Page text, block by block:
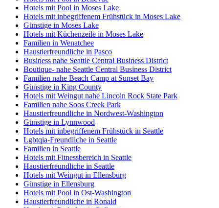
Hotels mit Pool in Moses Lake
Hotels mit inbegriffenem Frühstück in Moses Lake
Günstige in Moses Lake
Hotels mit Küchenzeile in Moses Lake
Familien in Wenatchee
Haustierfreundliche in Pasco
Business nahe Seattle Central Business District
Boutique- nahe Seattle Central Business District
Familien nahe Beach Camp at Sunset Bay
Günstige in King County
Hotels mit Weingut nahe Lincoln Rock State Park
Familien nahe Soos Creek Park
Haustierfreundliche in Nordwest-Washington
Günstige in Lynnwood
Hotels mit inbegriffenem Frühstück in Seattle
Lgbtqia-Freundliche in Seattle
Familien in Seattle
Hotels mit Fitnessbereich in Seattle
Haustierfreundliche in Seattle
Hotels mit Weingut in Ellensburg
Günstige in Ellensburg
Hotels mit Pool in Ost-Washington
Haustierfreundliche in Ronald